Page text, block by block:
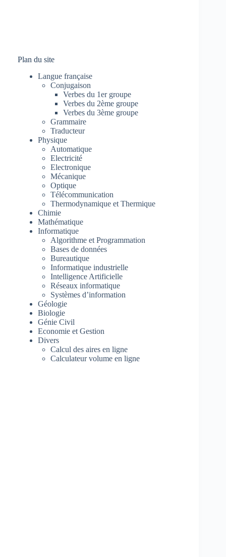
Plan du site
Langue française
Conjugaison
Verbes du 1er groupe
Verbes du 2ème groupe
Verbes du 3ème groupe
Grammaire
Traducteur
Physique
Automatique
Electricité
Electronique
Mécanique
Optique
Télécommunication
Thermodynamique et Thermique
Chimie
Mathématique
Informatique
Algorithme et Programmation
Bases de données
Bureautique
Informatique industrielle
Intelligence Artificielle
Réseaux informatique
Systèmes d’information
Géologie
Biologie
Génie Civil
Economie et Gestion
Divers
Calcul des aires en ligne
Calculateur volume en ligne